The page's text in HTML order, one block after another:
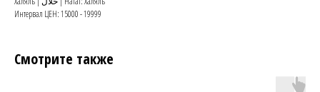
Интервал ЦЕН: 15000 - 19999
Смотрите также